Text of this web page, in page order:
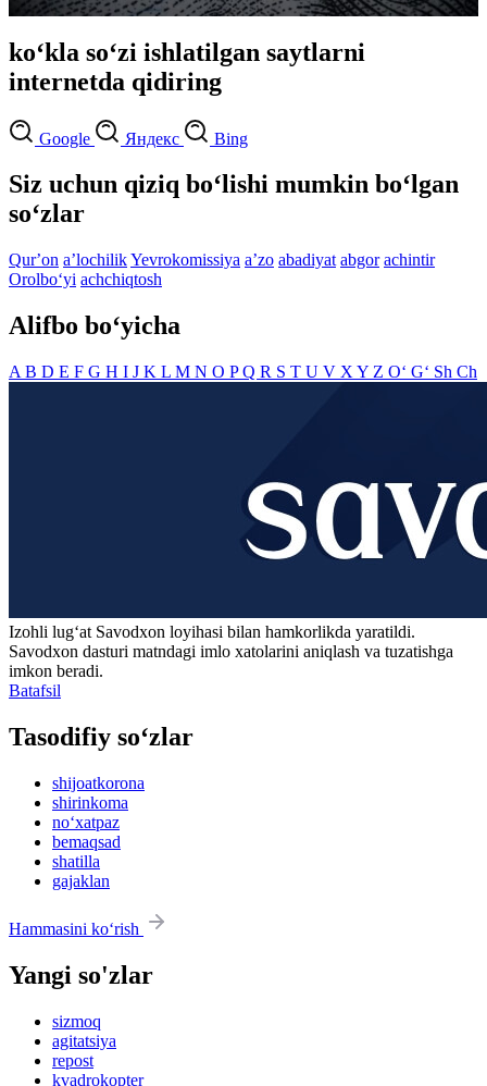
ko‘kla so‘zi ishlatilgan saytlarni
internetda qidiring
Google Яндекс Bing
Siz uchun qiziq bo‘lishi mumkin bo‘lgan
so‘zlar
Qurʼon aʼlochilikYevrokomissiya aʼzo abadiyat abgor achintir
Orolbo‘yi achchiqtosh
Alifbo bo‘yicha
A B D E F G H I J K L M N O PQ R S T U V X Y Z O‘ G‘ Sh Ch
Izohli lugʻat Savodxon loyihasi bilan hamkorlikda yaratildi.
Savodxon dasturi matndagi imlo xatolarini aniqlash va tuzatishga
imkon beradi.
Batafsil
Tasodifiy so‘zlar
shijoatkorona
shirinkoma
no‘xatpaz
bemaqsad
shatilla
gajaklan
Hammasini ko‘rish
Yangi so'zlar
sizmoq
agitatsiya
repost
kvadrokopter